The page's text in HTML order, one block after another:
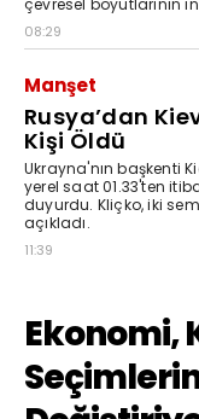
08:29
Manşet
Rusya’dan
Kişi Öldü
Ukrayna'nın başkenti
yerel saat 01.33'ten
duyurdu. Kliçko, iki
açıkladı.
11:39